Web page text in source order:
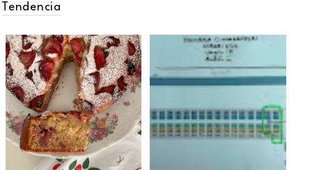
Tendencia